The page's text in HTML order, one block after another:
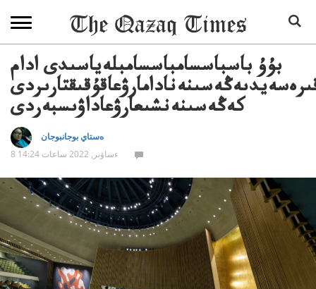
بۇۇ باسباسسامباسسامبلەياسىدى ادام
كەڭەسىنەنشىعارۋعاداۋىسبەردى
ەستاي بوجانبوجان
8 ءساۋىر, 2022 ساعات 14:24